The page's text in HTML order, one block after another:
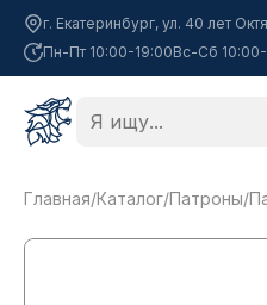
г. Екатеринбург, ул. 40 лет
Пн-Пт 10:00-19:00Вс-Сб
Главная/Каталог/Патроны/